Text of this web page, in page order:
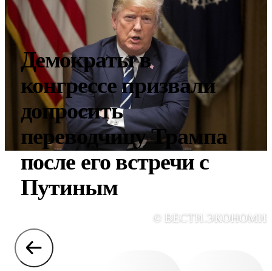
Демократы в
конгрессе призвали
допросить
переводчицу Трампа
после его встречи с
Путиным
©